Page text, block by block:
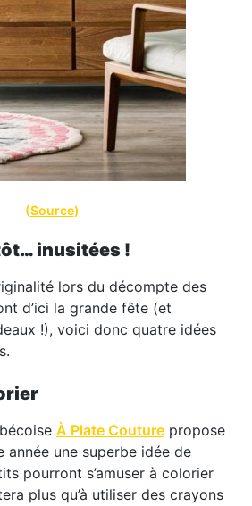
(Source)
inusitées !
lors du décompte des
d’ici la grande fête (et
!), voici donc quatre idées
À Plate Couture propose
année une superbe idée de
pourront s’amuser à colorier
plus qu’à utiliser des crayons